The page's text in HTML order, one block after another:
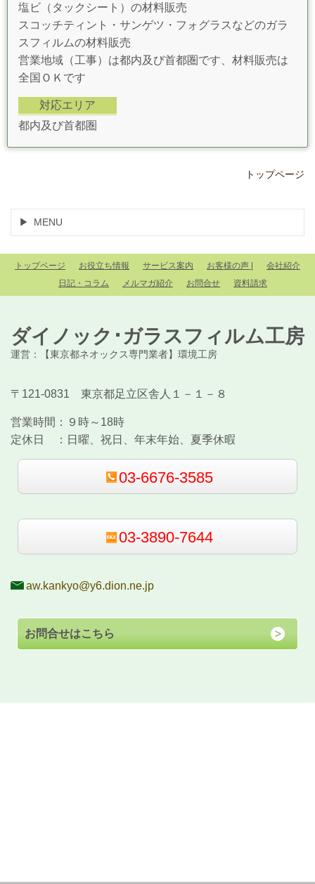
塩ビ（タックシート）の材料販売
スコッチティント・サンゲツ・フォグラスなどのガラ
スフィルムの材料販売
営業地域（工事）は都内及び首都圏です、材料販売は
全国ＯＫです
対応エリア
都内及び首都圏
トップページ
MENU
トップページ お役立ち情報 サービス案内 お客様の声 |
会社紹介
日記・コラム
メルマガ紹介 お問合せ 資料請求
ダイノック･ガラスフィルム工房
運営：【東京都ネオックス専門業者】環境工房
〒121-0831 東京都足立区舎人１－１－８
営業時間：
９時～18時
定休日 ： 日曜、祝日、年末年始、夏季休暇
03-6676-3585
03-3890-7644
aw.kankyo@y6.dion.ne.jp
お問合せはこちら